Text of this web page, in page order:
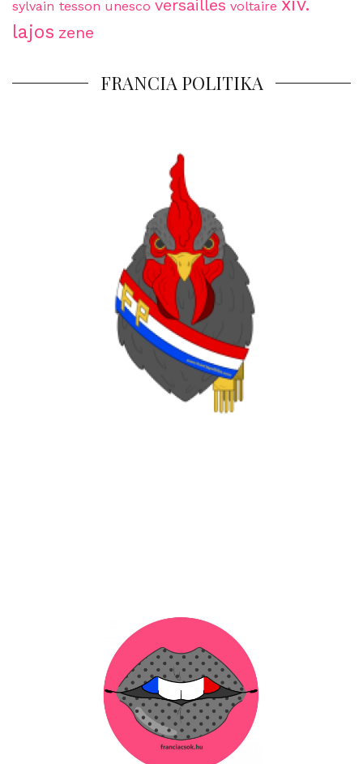
sylvain tesson unesco versailles voltaire
lajos zene
FRANCIA POLITIKA